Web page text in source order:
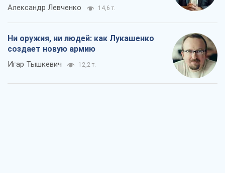
Александр Левченко 14,6 т.
Ни оружия, ни людей: как Лукашенко
создает новую армию
Игар Тышкевич 12,2 т.